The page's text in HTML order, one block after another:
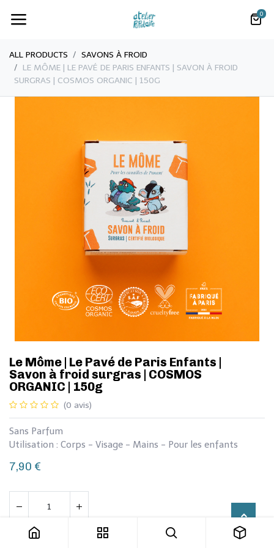
0
ALL PRODUCTS
​SAVONS À FROID
LE MÔME | ​LE PAVÉ DE PARIS ENFANTS | SAVON À FROID
SURGRAS | COSMOS ORGANIC | 150G
Le Môme | ​Le Pavé de Paris Enfants |
Savon à froid surgras | COSMOS
ORGANIC | 150g
(0 avis)
Sans Parfum
Utilisation : Corps - Visage - Mains - Pour les enfants
7,90 €